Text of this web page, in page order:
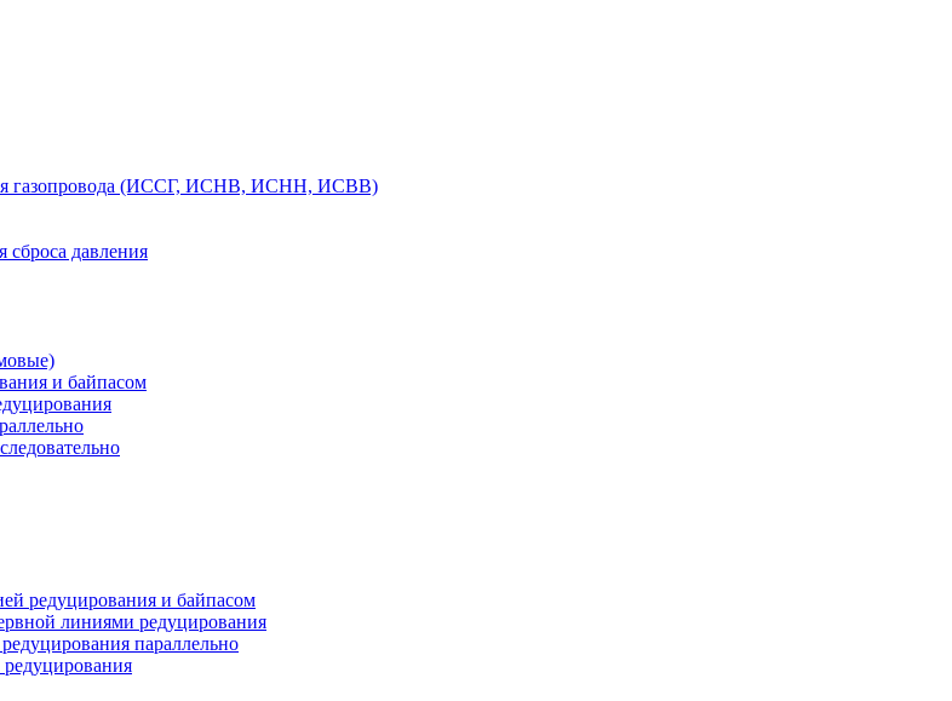
газопровода (ИССГ, ИСНВ, ИСНН, ИСВВ)
сброса давления
и байпасом
редуцирования и байпасом
линиями редуцирования
параллельно